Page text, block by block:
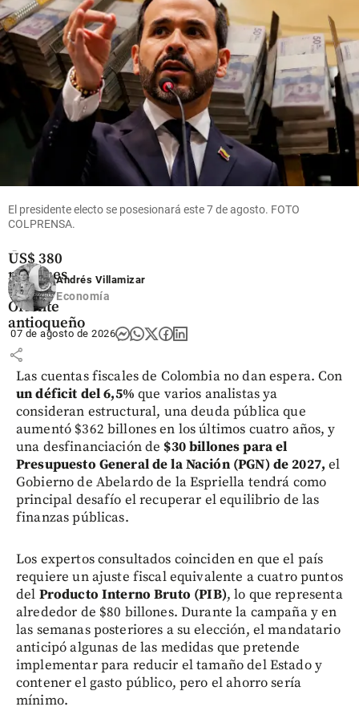
share share
Oriente
Antioqueño
Flores que
es el
negocio
US$ 380
millones
en el
Oriente
antioqueño
share
El presidente electo se posesionará este 7 de agosto. FOTO
COLPRENSA.
Andrés Villamizar
Economía
07 de agosto de 2026
Las cuentas fiscales de Colombia no dan espera. Con
un déficit del 6,5% que varios analistas ya
consideran estructural, una deuda pública que
aumentó $362 billones en los últimos cuatro años, y
una desfinanciación de $30 billones para el
Presupuesto General de la Nación (PGN) de 2027, el
Gobierno de Abelardo de la Espriella tendrá como
principal desafío el recuperar el equilibrio de las
finanzas públicas.
Los expertos consultados coinciden en que el país
requiere un ajuste fiscal equivalente a cuatro puntos
del Producto Interno Bruto (PIB), lo que representa
alrededor de $80 billones. Durante la campaña y en
las semanas posteriores a su elección, el mandatario
anticipó algunas de las medidas que pretende
implementar para reducir el tamaño del Estado y
contener el gasto público, pero el ahorro sería
mínimo.